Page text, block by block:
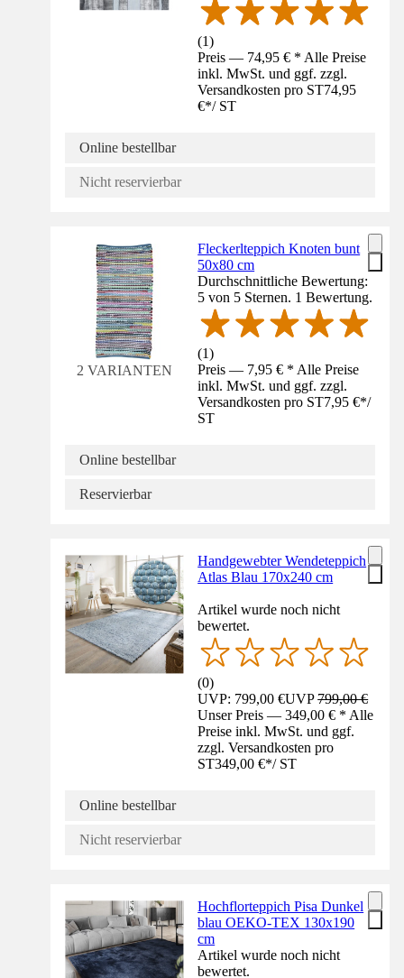
(1)
Preis — 74,95 € * Alle Preise
inkl. MwSt. und ggf. zzgl.
Versandkosten pro ST74,95
€*/ ST
Online bestellbar
Nicht reservierbar
2 VARIANTEN
Fleckerlteppich Knoten bunt
50x80 cm
Durchschnittliche Bewertung:
5 von 5 Sternen. 1 Bewertung.
(1)
Preis — 7,95 € * Alle Preise
inkl. MwSt. und ggf. zzgl.
Versandkosten pro ST7,95 €*/
ST
Online bestellbar
Reservierbar
Handgewebter Wendeteppich
Atlas Blau 170x240 cm
Artikel wurde noch nicht
bewertet.
(0)
UVP: 799,00 €UVP799,00 €
Unser Preis — 349,00 € * Alle
Preise inkl. MwSt. und ggf.
zzgl. Versandkosten pro
ST349,00 €*/ ST
Online bestellbar
Nicht reservierbar
Hochflorteppich Pisa Dunkel
blau OEKO-TEX 130x190
cm
Artikel wurde noch nicht
bewertet.